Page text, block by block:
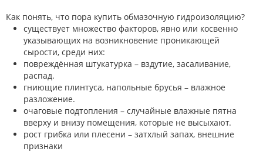
Как понять, что пора купить обмазочную гидроизоляцию?
существует множество факторов, явно или косвенно
указывающих на возникновение проникающей
сырости, среди них:
повреждённая штукатурка – вздутие, засаливание,
распад.
гниющие плинтуса, напольные брусья – влажное
разложение.
очаговые подтопления – случайные влажные пятна
вверху и внизу помещения, которые не высыхают.
рост грибка или плесени – затхлый запах, внешние
признаки